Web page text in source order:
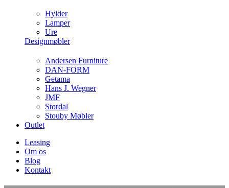
Hylder
Lamper
Ure
Designmøbler
Andersen Furniture
DAN-FORM
Getama
Hans J. Wegner
JMF
Stordal
Stouby Møbler
Outlet
Leasing
Om os
Blog
Kontakt